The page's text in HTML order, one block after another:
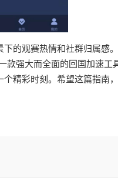
的观赛热情和社群归属感
款强大而全面的回国加速工
精彩时刻。希望这篇指南